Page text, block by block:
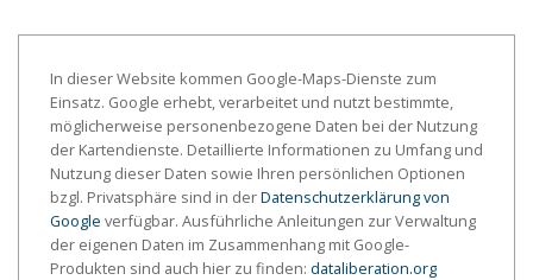
In dieser Website kommen Google-Maps-Dienste zum
Einsatz. Google erhebt, verarbeitet und nutzt bestimmte,
möglicherweise personenbezogene Daten bei der Nutzung
der Kartendienste. Detaillierte Informationen zu Umfang und
Nutzung dieser Daten sowie Ihren persönlichen Optionen
bzgl. Privatsphäre sind in derDatenschutzerklärung von
Google verfügbar. Ausführliche Anleitungen zur Verwaltung
der eigenen Daten im Zusammenhang mit Google-
Produkten sind auch hier zu finden: dataliberation.org